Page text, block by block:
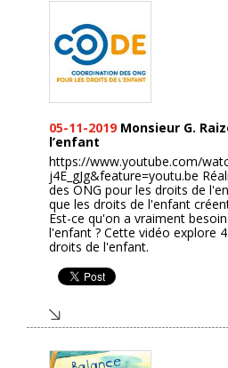
05-11-2019 Monsieur G.
l’enfant
https://www.youtube.com/
j4E_gJg&feature=youtu.be
des ONG pour les droits de
que les droits de l'enfant
Est-ce qu'on a vraiment
l'enfant ? Cette vidéo explore
droits de l'enfant.